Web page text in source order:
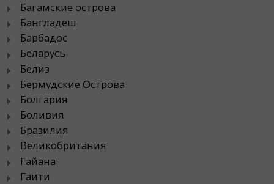
Багамские острова
Бангладеш
Барбадос
Беларусь
Белиз
Бермудские Острова
Болгария
Боливия
Бразилия
Великобритания
Гайана
Гаити